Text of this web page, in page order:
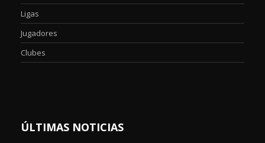
Ligas
Jugadores
Clubes
ÚLTIMAS NOTICIAS